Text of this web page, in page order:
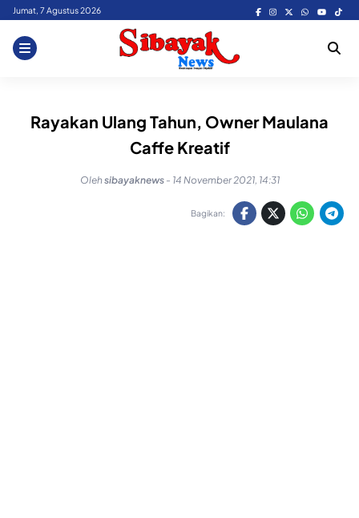
Skip
content
Jumat, 7 Agustus 2026
Rayakan Ulang Tahun, Owner Maulana
Caffe Kreatif
Olehsibayaknews - 14 November 2021, 14:31
Bagikan: